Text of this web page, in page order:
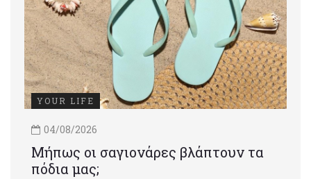
YOUR LIFE
04/08/2026
Μήπως οι σαγιονάρες βλάπτουν τα
πόδια μας;